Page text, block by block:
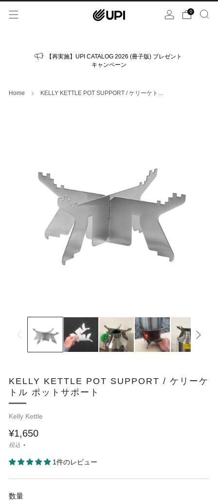
0
【再実施】UPI CATALOG 2026 (冊子版) プレゼント
キャンペーン
Home KELLY KETTLE POT SUPPORT / ケリーケト...
KELLY KETTLE POT SUPPORT / ケリーケ
トル ポットサポート
Kelly Kettle
¥1,650
税込
1件のレビュー
数量